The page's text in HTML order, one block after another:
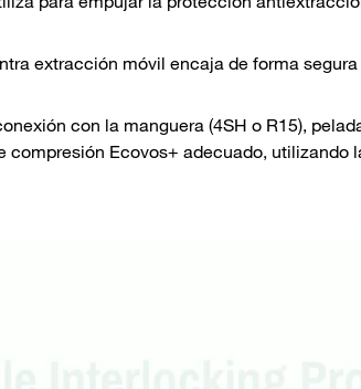
extracción móvil encaja de forma
con la manguera (4SH o R15),
compresión Ecovos+ adecuado, utilizando